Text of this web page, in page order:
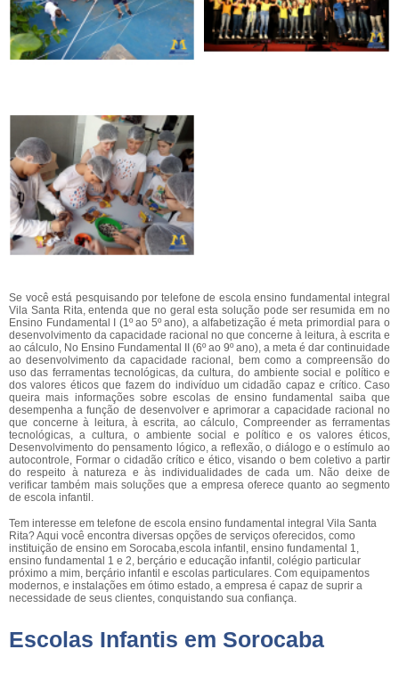
Se você está pesquisando por telefone de escola ensino fundamental integral
Vila Santa Rita, entenda que no geral esta solução pode ser resumida em no
Ensino Fundamental I (1º ao 5º ano), a alfabetização é meta primordial para o
desenvolvimento da capacidade racional no que concerne à leitura, à escrita e
ao cálculo, No Ensino Fundamental II (6º ao 9º ano), a meta é dar continuidade
ao desenvolvimento da capacidade racional, bem como a compreensão do
uso das ferramentas tecnológicas, da cultura, do ambiente social e político e
dos valores éticos que fazem do indivíduo um cidadão capaz e crítico. Caso
queira mais informações sobre escolas de ensino fundamental saiba que
desempenha a função de desenvolver e aprimorar a capacidade racional no
que concerne à leitura, à escrita, ao cálculo, Compreender as ferramentas
tecnológicas, a cultura, o ambiente social e político e os valores éticos,
Desenvolvimento do pensamento lógico, a reflexão, o diálogo e o estímulo ao
autocontrole, Formar o cidadão crítico e ético, visando o bem coletivo a partir
do respeito à natureza e às individualidades de cada um. Não deixe de
verificar também mais soluções que a empresa oferece quanto ao segmento
de escola infantil.
Tem interesse em telefone de escola ensino fundamental integral Vila Santa
Rita? Aqui você encontra diversas opções de serviços oferecidos, como
instituição de ensino em Sorocaba,escola infantil, ensino fundamental 1,
ensino fundamental 1 e 2, berçário e educação infantil, colégio particular
próximo a mim, berçário infantil e escolas particulares. Com equipamentos
modernos, e instalações em ótimo estado, a empresa é capaz de suprir a
necessidade de seus clientes, conquistando sua confiança.
Escolas Infantis em Sorocaba